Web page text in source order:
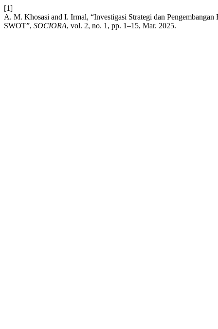
[1]
A. M. Khosasi and I. Irmal, “Investigasi Strategi dan
SWOT”, SOCIORA, vol. 2, no. 1, pp. 1–15, Mar. 2025.